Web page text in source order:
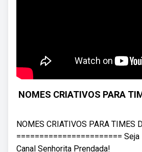
NOMES CRIATIVOS PARA
NOMES CRIATIVOS PARA TIMES
=======================
Canal Senhorita Prendada!